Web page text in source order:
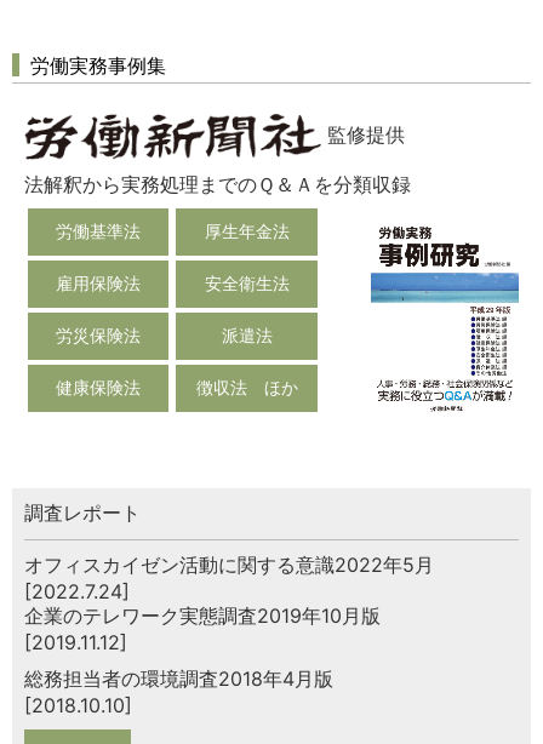
労働実務事例集
監修提供
法解釈から実務処理までのＱ＆Ａを分類収録
労働基準法 厚生年金法
雇用保険法 安全衛生法
労災保険法 派遣法
健康保険法 徴収法 ほか
調査レポート
オフィスカイゼン活動に関する意識2022年5月
[2022.7.24]
企業のテレワーク実態調査2019年10月版
[2019.11.12]
総務担当者の環境調査2018年4月版
[2018.10.10]